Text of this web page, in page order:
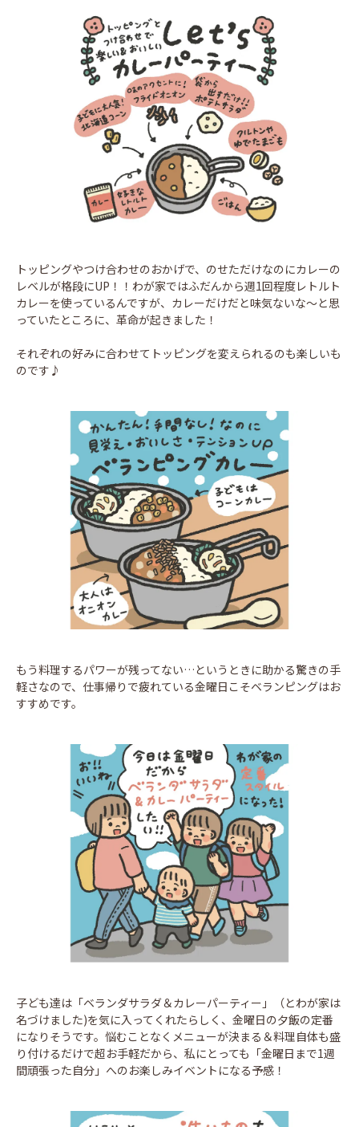
トッピングやつけ合わせのおかげで、のせただけなのにカレーの
レベルが格段にUP！！わが家ではふだんから週1回程度レトルト
カレーを使っているんですが、カレーだけだと味気ないな～と思
っていたところに、革命が起きました！
それぞれの好みに合わせてトッピングを変えられるのも楽しいも
のです♪
もう料理するパワーが残ってない…というときに助かる驚きの手
軽さなので、仕事帰りで疲れている金曜日こそベランピングはお
すすめです。
子ども達は「ベランダサラダ＆カレーパーティー」（とわが家は
名づけました)を気に入ってくれたらしく、金曜日の夕飯の定番
になりそうです。悩むことなくメニューが決まる＆料理自体も盛
り付けるだけで超お手軽だから、私にとっても「金曜日まで1週
間頑張った自分」へのお楽しみイベントになる予感！